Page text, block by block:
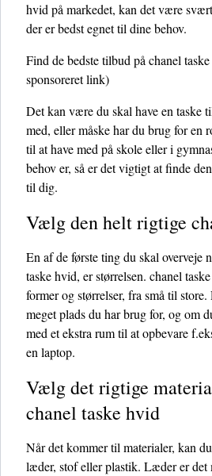
hvid på markedet, kan det være
der er bedst egnet til dine behov.
Find de bedste tilbud på chanel
sponsoreret link)
Det kan være du skal have en taske
med, eller måske har du brug for en
til at have med på skole eller i
behov er, så er det vigtigt at finde
til dig.
Vælg den helt rigtige
En af de første ting du skal overveje
taske hvid, er størrelsen. chanel
former og størrelser, fra små til
meget plads du har brug for, og om
med et ekstra rum til at opbevare
en laptop.
Vælg det rigtige
chanel taske hvid
Når det kommer til materialer, kan
læder, stof eller plastik. Læder er det